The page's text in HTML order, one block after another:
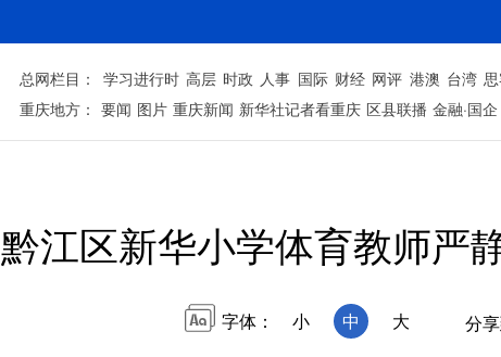
总网栏目： 学习进行时 高层 时政 人事 国际 财经 网评 港澳 台湾
重庆地方： 要闻 图片 重庆新闻 新华社记者看重庆 区县联播 金融·国企
黔江区新华小学体育教师严
字体： 小 中 大 分享